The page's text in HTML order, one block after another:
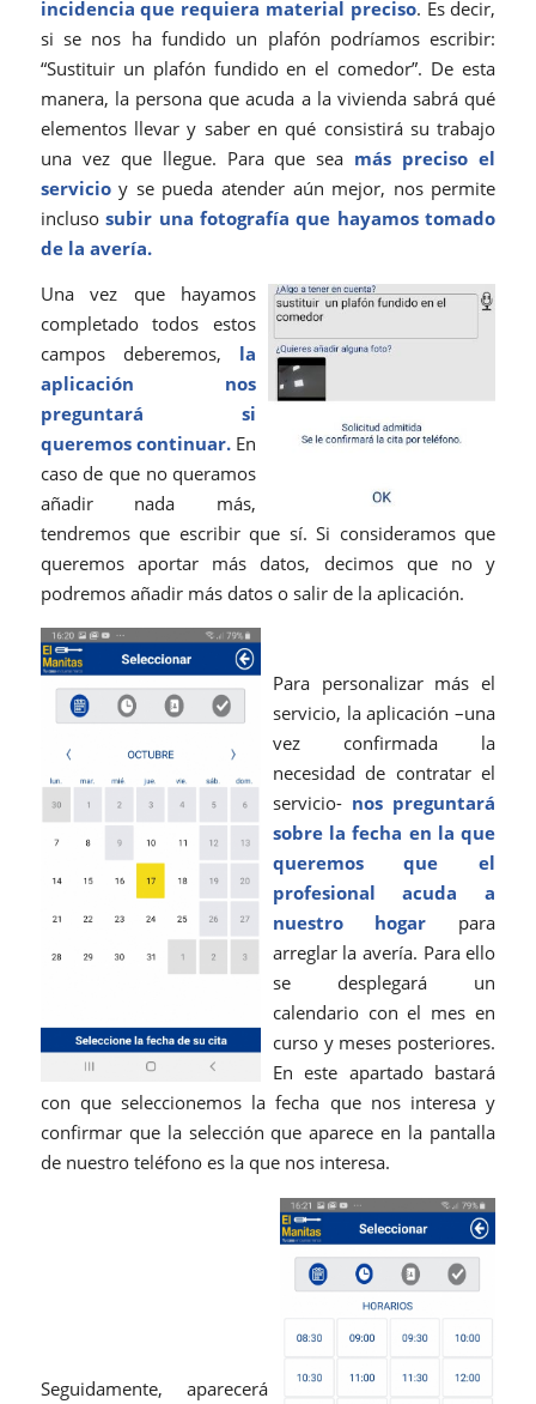
incidencia que requiera material preciso. Es decir,
si se nos ha fundido un plafón podríamos escribir:
“Sustituir un plafón fundido en el comedor”. De esta
manera, la persona que acuda a la vivienda sabrá qué
elementos llevar y saber en qué consistirá su trabajo
una vez que llegue. Para que sea más preciso el
servicioy se pueda atender aún mejor, nos permite
inclusosubir una fotografía que hayamos tomado
de la avería.
Una vez que hayamos
completado todos estos
campos deberemos, la
aplicación nos
preguntará si
queremos continuar. En
caso de que no queramos
añadir nada más,
tendremos que escribir que sí. Si consideramos que
queremos aportar más datos, decimos que no y
podremos añadir más datos o salir de la aplicación.
Para personalizar más el
servicio, la aplicación –una
vez confirmada la
necesidad de contratar el
servicio- nos preguntará
sobre la fecha en la que
queremos que el
profesional acuda a
nuestro hogar para
arreglar la avería. Para ello
se desplegará un
calendario con el mes en
curso y meses posteriores.
En este apartado bastará
con que seleccionemos la fecha que nos interesa y
confirmar que la selección que aparece en la pantalla
de nuestro teléfono es la que nos interesa.
Seguidamente, aparecerá